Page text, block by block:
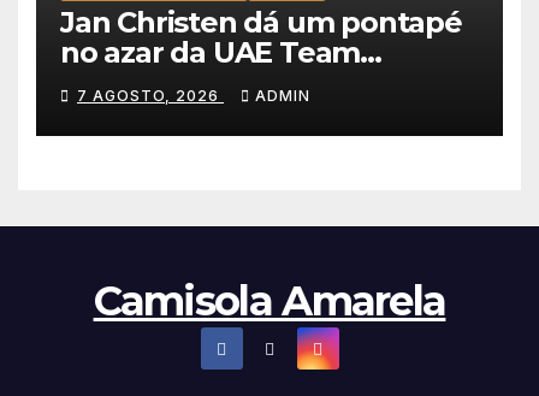
Jan Christen dá um pontapé
no azar da UAE Team
Emirates e vence na Volta a
Polónia
7 AGOSTO, 2026 ADMIN
Camisola Amarela